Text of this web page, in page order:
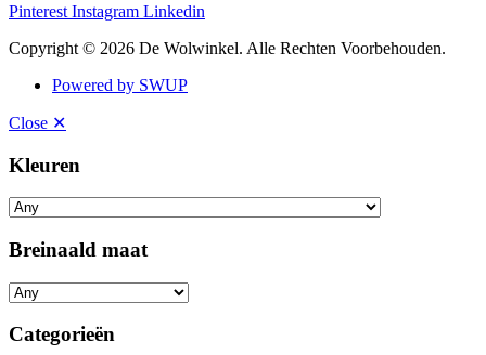
Pinterest Instagram Linkedin
Copyright © 2026 De Wolwinkel. Alle Rechten Voorbehouden.
Powered by SWUP
Close ✕
Kleuren
Breinaald maat
Categorieën